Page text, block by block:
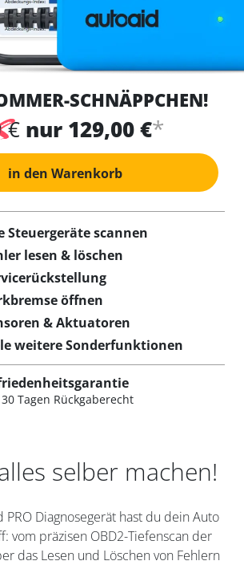
SCHNÄPPCHEN!
€ nur 129,00 €*
in den Warenkorb
Steuergeräte scannen
lesen & löschen
öffnen
& Aktuatoren
weitere Sonderfunktionen
Tagen Rückgaberecht
selber machen!
Diagnosegerät hast du dein Auto
vom präzisen OBD2-Tiefenscan der
das Lesen und Löschen von Fehlern